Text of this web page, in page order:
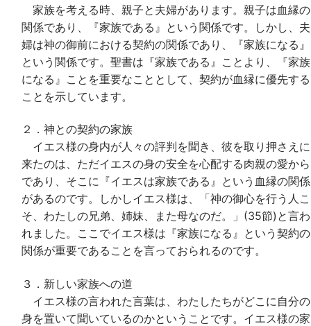
家族を考える時、親子と夫婦があります。親子は血縁の
関係であり、『家族である』という関係です。しかし、夫
婦は神の御前における契約の関係であり、『家族になる』
という関係です。聖書は『家族である』ことより、『家族
になる』ことを重要なこととして、契約が血縁に優先する
ことを示しています。
２．神との契約の家族
イエス様の身内が人々の評判を聞き、彼を取り押さえに
来たのは、ただイエスの身の安全を心配する肉親の愛から
であり、そこに『イエスは家族である』という血縁の関係
があるのです。しかしイエス様は、「神の御心を行う人こ
そ、わたしの兄弟、姉妹、また母なのだ。」(35節)と言わ
れました。ここでイエス様は『家族になる』という契約の
関係が重要であることを言っておられるのです。
３．新しい家族への道
イエス様の言われた言葉は、わたしたちがどこに自分の
身を置いて聞いているのかということです。イエス様の家